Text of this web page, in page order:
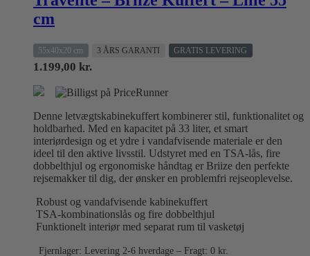
cm
55x40x20 cm 3 ÅRS GARANTI GRATIS LEVERING
1.199,00 kr.
Denne letvægtskabinekuffert kombinerer stil, funktionalitet og
holdbarhed. Med en kapacitet på 33 liter, et smart
interiørdesign og et ydre i vandafvisende materiale er den
ideel til den aktive livsstil. Udstyret med en TSA-lås, fire
dobbelthjul og ergonomiske håndtag er Briize den perfekte
rejsemakker til dig, der ønsker en problemfri rejseoplevelse.
Robust og vandafvisende kabinekuffert
TSA-kombinationslås og fire dobbelthjul
Funktionelt interiør med separat rum til vasketøj
Fjernlager: Levering 2-6 hverdage – Fragt: 0 kr.